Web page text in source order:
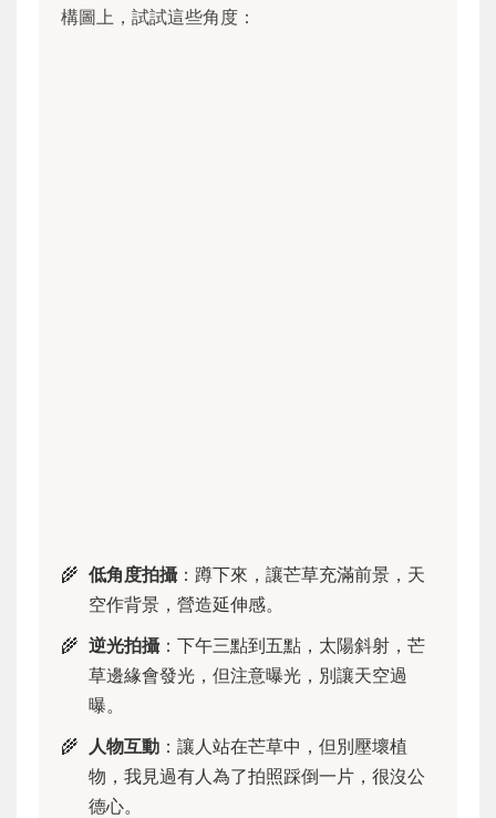
構圖上，試試這些角度：
低角度拍攝 ：蹲下來，讓芒草充滿前景，天
空作背景，營造延伸感。
逆光拍攝 ：下午三點到五點，太陽斜射，芒
草邊緣會發光，但注意曝光，別讓天空過
曝。
人物互動 ：讓人站在芒草中，但別壓壞植
物，我見過有人為了拍照踩倒一片，很沒公
德心。